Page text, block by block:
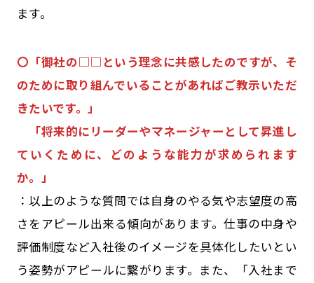
ます。
〇「御社の□□という理念に共感したのですが、そ
のために取り組んでいることがあればご教示いただ
きたいです。」
「将来的にリーダーやマネージャーとして昇進し
ていくために、どのような能力が求められます
か。」
：以上のような質問では自身のやる気や志望度の高
さをアピール出来る傾向があります。仕事の中身や
評価制度など入社後のイメージを具体化したいとい
う姿勢がアピールに繋がります。また、「入社まで